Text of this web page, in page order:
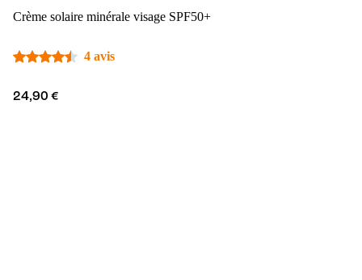
Crème solaire minérale visage SPF50+
4 avis
24,90 €